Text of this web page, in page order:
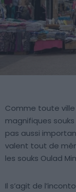
Comme toute ville
magnifiques
pas aussi
valent tout de
les souks Oulad
Il s’agit de